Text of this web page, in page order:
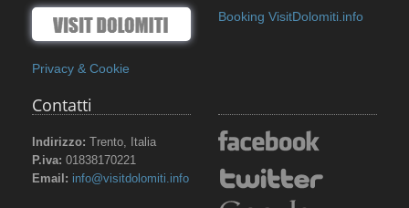
Privacy & Cookie
Booking VisitDolomiti.info
Contatti
Indirizzo: Trento, Italia
P.iva: 01838170221
Email: info@visitdolomiti.info